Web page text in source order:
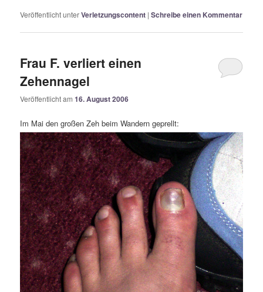
Veröffentlicht unterVerletzungscontent |Schreibe einen Kommentar
Frau F. verliert einen
Zehennagel
Veröffentlicht am16. August 2006
Im Mai den großen Zeh beim Wandern geprellt: